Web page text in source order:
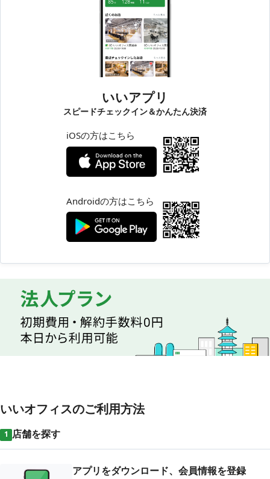
いいアプリ
スピードチェックイン＆かんたん決済
iOSの方はこちら
Androidの方はこちら
いいオフィスのご利用方法
1 店舗を探す
アプリをダウンロード、会員情報を登録